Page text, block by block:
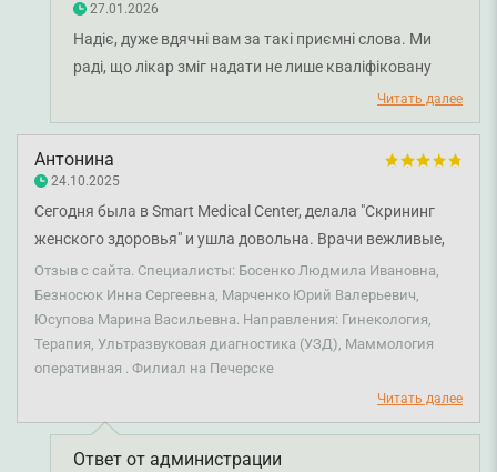
27.01.2026
Надіє, дуже вдячні вам за такі приємні слова. Ми
раді, що лікар зміг надати не лише кваліфіковану
допомогу, а й упевненість та чітке розуміння
подальших кроків. Бажаємо вам міцного здоров'я!
Читать далее
Антонина
24.10.2025
Сегодня была в Smart Medical Center, делала "Скрининг
женского здоровья" и ушла довольна. Врачи вежливые,
заботливые и профессионалы! Босенко Людмила
Ивановна – ультразвуковое исследование. Безносюк
Инна Сергеевна-эндокринолог, все спрашивала,
объясняла супер. Марченко Юрий Валерьевич –
маммолог. Спасибо за хорошее настроение и
исследование Вы просто ТОП!! Юсупова Марина
Васильевна – акушер-гинеколог. Благодарю Вас за
исследования, объяснения, и за ваши золотые руки!!! Да
Отзыв с сайта. Специалисты: Босенко Людмила Ивановна,
Безносюк Инна Сергеевна, Марченко Юрий Валерьевич,
Юсупова Марина Васильевна. Направления: Гинекология,
Терапия, Ультразвуковая диагностика (УЗД), Маммология
оперативная . Филиал на Печерске
Читать далее
Ответ от администрации